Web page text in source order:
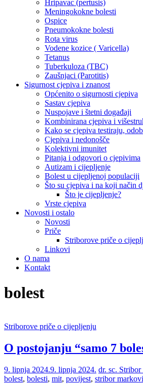
Hripavac (pertusis)
Meningokokne bolesti
Ospice
Pneumokokne bolesti
Rota virus
Vodene kozice ( Varicella)
Tetanus
Tuberkuloza (TBC)
Zaušnjaci (Parotitis)
Sigurnost cjepiva i znanost
Općenito o sigurnosti cjepiva
Sastav cjepiva
Nuspojave i štetni događaji
Kombinirana cjepiva i
Kako se cjepiva testiraju,
Cjepiva i nedonošče
Kolektivni imunitet
Pitanja i odgovori o cjepivima
Autizam i cijepljenje
Bolest u cijepljenoj populaciji
Što su cjepiva i na koji način
Što je cijepljenje?
Vrste cjepiva
Novosti i ostalo
Novosti
Priče
Striborove priče o
Linkovi
O nama
Kontakt
bolest
Striborove priče o cijepljenju
O postojanju “samo 7
9. lipnja 2024.9. lipnja 2024. dr. sc.
bolest, bolesti, mit, povijest, stribor